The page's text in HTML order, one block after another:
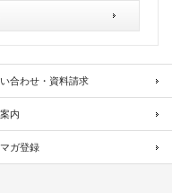
合わせ・資料請求
内
マガ登録